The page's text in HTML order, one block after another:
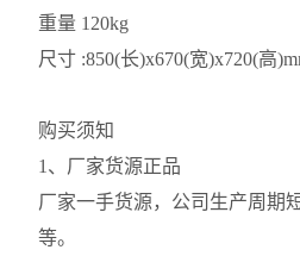
重量 120kg
尺寸 :850(长)x670(宽)x720(高
购买须知
1、厂家货源正品
厂家一手货源，公司生产周期
等。